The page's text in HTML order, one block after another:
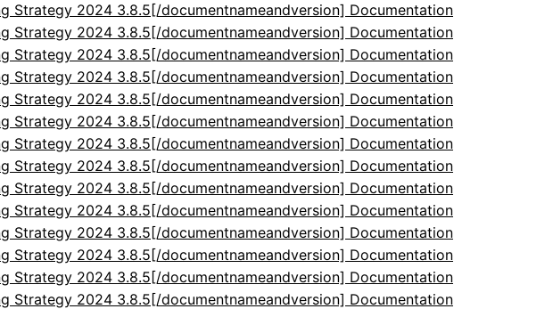
Strategy 2024 3.8.5[/documentnameandversion] Documentation
Strategy 2024 3.8.5[/documentnameandversion] Documentation
Strategy 2024 3.8.5[/documentnameandversion] Documentation
Strategy 2024 3.8.5[/documentnameandversion] Documentation
Strategy 2024 3.8.5[/documentnameandversion] Documentation
Strategy 2024 3.8.5[/documentnameandversion] Documentation
Strategy 2024 3.8.5[/documentnameandversion] Documentation
Strategy 2024 3.8.5[/documentnameandversion] Documentation
Strategy 2024 3.8.5[/documentnameandversion] Documentation
Strategy 2024 3.8.5[/documentnameandversion] Documentation
Strategy 2024 3.8.5[/documentnameandversion] Documentation
Strategy 2024 3.8.5[/documentnameandversion] Documentation
Strategy 2024 3.8.5[/documentnameandversion] Documentation
Strategy 2024 3.8.5[/documentnameandversion] Documentation